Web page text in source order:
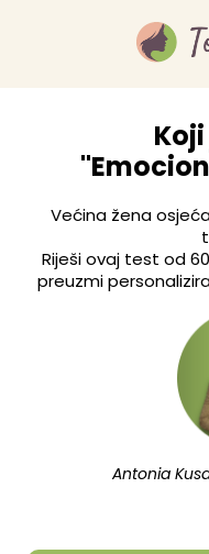
Većina žena
Riješi ovaj test od
preuzmi
Antonia